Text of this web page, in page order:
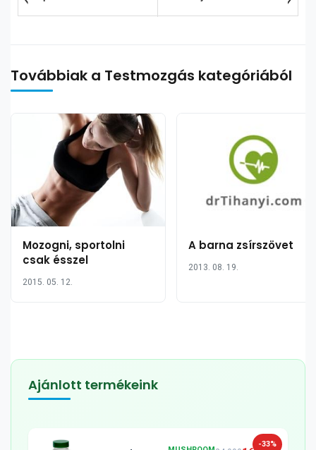
Továbbiak a Testmozgás kategóriából
Mozogni, sportolni
csak ésszel
2015. 05. 12.
A barna zsírszövet
2013. 08. 19.
Ajánlott termékeink
-33%